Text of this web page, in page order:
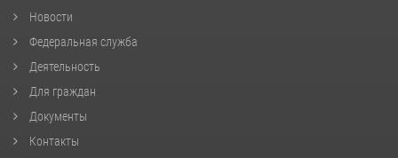
Новости
Федеральная служба
Деятельность
Для граждан
Документы
Контакты